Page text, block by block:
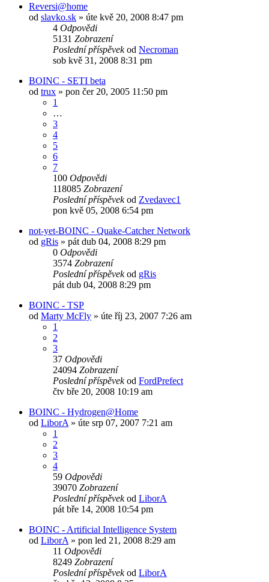
Reversi@home
od slavko.sk » úte kvě 20, 2008 8:47 pm
4 Odpovědi
5131 Zobrazení
Poslední příspěvekod Necroman
sob kvě 31, 2008 8:31 pm
BOINC - SETI beta
od trux » pon čer 20, 2005 11:50 pm
1
…
3
4
5
6
7
100 Odpovědi
118085 Zobrazení
Poslední příspěvekod Zvedavec1
pon kvě 05, 2008 6:54 pm
not-yet-BOINC - Quake-Catcher Network
od gRis » pát dub 04, 2008 8:29 pm
0 Odpovědi
3574 Zobrazení
Poslední příspěvekod gRis
pát dub 04, 2008 8:29 pm
BOINC - TSP
od Marty McFly » úte říj 23, 2007 7:26 am
1
2
3
37 Odpovědi
24094 Zobrazení
Poslední příspěvekod FordPrefect
čtv bře 20, 2008 10:19 am
BOINC - Hydrogen@Home
od LiborA » úte srp 07, 2007 7:21 am
1
2
3
4
59 Odpovědi
39070 Zobrazení
Poslední příspěvekod LiborA
pát bře 14, 2008 10:54 pm
BOINC - Artificial Intelligence System
od LiborA » pon led 21, 2008 8:29 am
11 Odpovědi
8249 Zobrazení
Poslední příspěvekod LiborA